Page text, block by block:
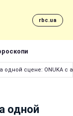
rbc.ua
одной сцене: ONUKA
одной